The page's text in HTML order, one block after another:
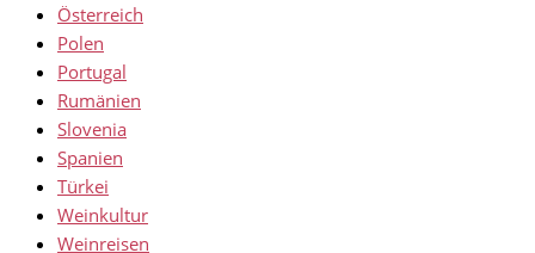
Österreich
Polen
Portugal
Rumänien
Slovenia
Spanien
Türkei
Weinkultur
Weinreisen